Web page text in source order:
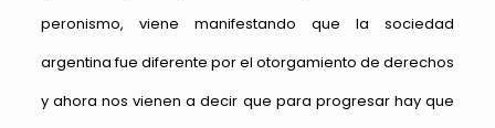
peronismo, viene manifestando que la sociedad
argentina fue diferente por el otorgamiento de derechos
y ahora nos vienen a decir que para progresar hay que